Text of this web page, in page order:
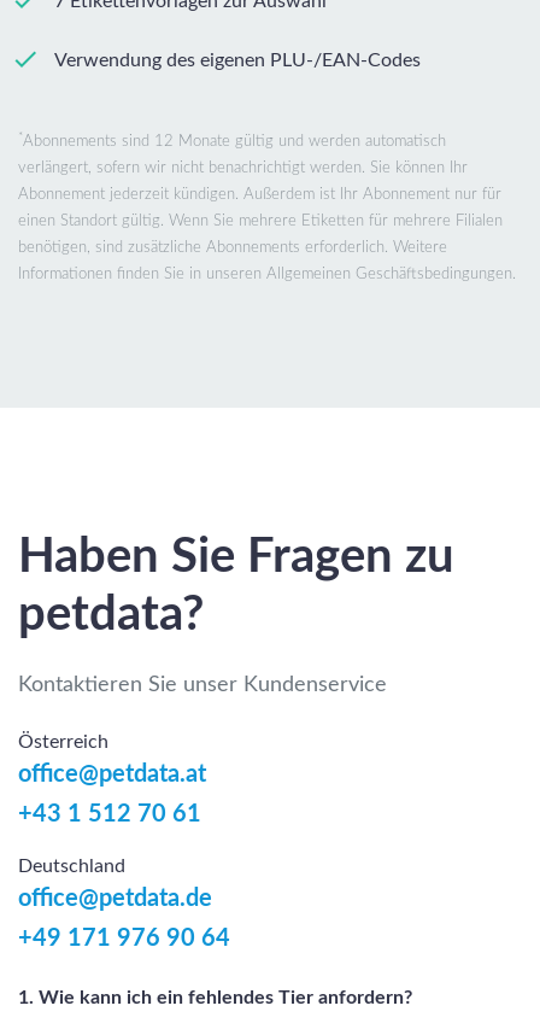
Verwendung des eigenen PLU-/EAN-Codes
*Abonnements sind 12 Monate gültig und werden automatisch
verlängert, sofern wir nicht benachrichtigt werden. Sie können Ihr
Abonnement jederzeit kündigen. Außerdem ist Ihr Abonnement nur für
einen Standort gültig. Wenn Sie mehrere Etiketten für mehrere Filialen
benötigen, sind zusätzliche Abonnements erforderlich. Weitere
Informationen finden Sie in unseren Allgemeinen Geschäftsbedingungen.
Haben Sie Fragen zu
petdata?
Kontaktieren Sie unser Kundenservice
Österreich
office@petdata.at
+43 1 512 70 61
Deutschland
office@petdata.de
+49 171 976 90 64
1. Wie kann ich ein fehlendes Tier anfordern?